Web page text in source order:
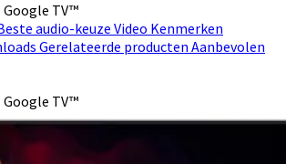
Google TV™
audio-keuze Video Kenmerken
Gerelateerde producten Aanbevolen
Google TV™